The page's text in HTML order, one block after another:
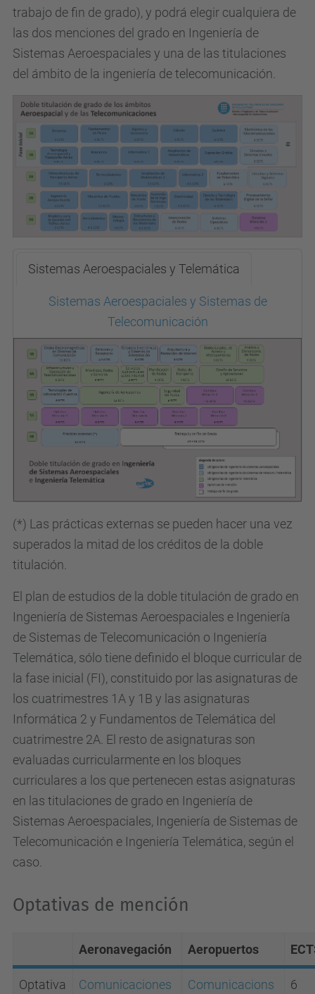
trabajo de fin de grado), y podrá elegir cualquiera de
las dos menciones del grado en Ingeniería de
Sistemas Aeroespaciales y una de las titulaciones
del ámbito de la ingeniería de telecomunicación.
Sistemas Aeroespaciales y Telemática
Sistemas Aeroespaciales y Sistemas de
Telecomunicación
(*) Las prácticas externas se pueden hacer una vez
superados la mitad de los créditos de la doble
titulación.
El plan de estudios de la doble titulación de grado en
Ingeniería de Sistemas Aeroespaciales e Ingeniería
de Sistemas de Telecomunicación o Ingeniería
Telemática, sólo tiene definido el bloque curricular de
la fase inicial (FI), constituido por las asignaturas de
los cuatrimestres 1A y 1B y las asignaturas
Informática 2 y Fundamentos de Telemática del
cuatrimestre 2A. El resto de asignaturas son
evaluadas curricularmente en los bloques
curriculares a los que pertenecen estas asignaturas
en las titulaciones de grado en Ingeniería de
Sistemas Aeroespaciales, Ingeniería de Sistemas de
Telecomunicación e Ingeniería Telemática, según el
caso.
Optativas de mención
Aeronavegación Aeropuertos
Optativa Comunicaciones Comunicacions 6